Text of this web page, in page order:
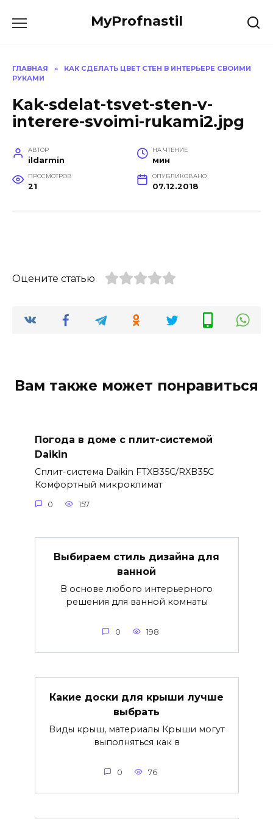
MyProfnastil
ГЛАВНАЯ »
КАК СДЕЛАТЬ ЦВЕТ СТЕН В ИНТЕРЬЕРЕ СВОИМИ
РУКАМИ
Kak-sdelat-tsvet-sten-v-
interere-svoimi-rukami2.jpg
АВТОР
ildarmin
НА ЧТЕНИЕ
мин
ПРОСМОТРОВ
21
ОПУБЛИКОВАНО
07.12.2018
Оцените статью
Вам также может понравиться
Погода в доме с плит-системой
Daikin
Сплит-система Daikin FTXB35C/RXB35C
Комфортный микроклимат
0 157
Выбираем стиль дизайна для
ванной
В основе любого интерьерного
решения для ванной комнаты
0 198
Какие доски для крыши лучше
выбрать
Виды крыш, материалы Крыши могут
выполняться как в
0 76